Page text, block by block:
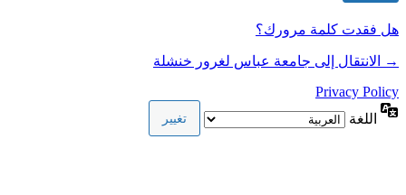
هل فقدت كلمة مرورك؟
→ الانتقال إلى جامعة عباس لغرور خنشلة
Privacy Policy
اللغة